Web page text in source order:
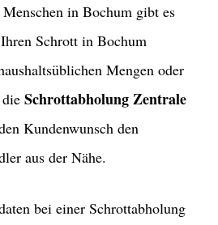
in Bochum gibt es
Schrott in Bochum
Mengen oder
Schrottabholung Zentrale
Kundenwunsch den
aus der Nähe.
bei einer Schrottabholung